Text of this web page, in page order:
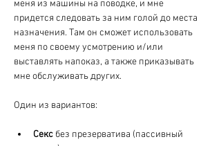
меня из машины на поводке, и мне
придется следовать за ним голой до места
назначения. Там он сможет использовать
меня по своему усмотрению и/или
выставлять напоказ, а также приказывать
мне обслуживать других.
Один из вариантов:
Секс без презерватива (пассивный